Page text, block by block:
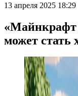
13 апреля 2025 18:29
«Майнкрафт
может стать